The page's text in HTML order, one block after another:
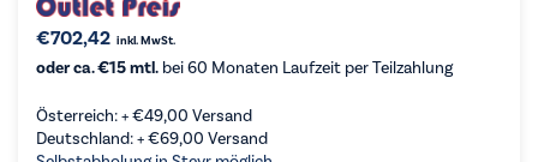
€702,42 inkl. MwSt.
oder ca. €15 mtl. bei 60 Monaten Laufzeit per Teilzahlung
Österreich: +€49,00 Versand
Deutschland: +€69,00 Versand